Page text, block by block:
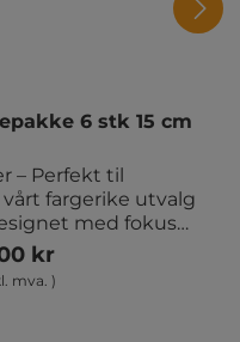
6 stk 15 cm
– Perfekt til
fargerike utvalg
med fokus
Med en diameter
for en rekke
høvdingball til
kr
mva. )